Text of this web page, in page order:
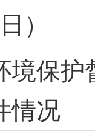
）
境保
情况